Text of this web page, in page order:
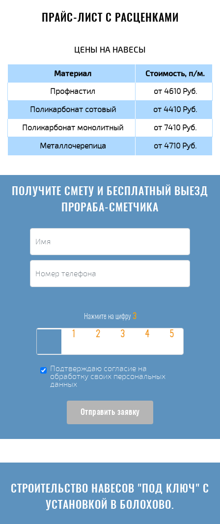
ПРАЙС-ЛИСТ С РАСЦЕНКАМИ
ЦЕНЫ НА НАВЕСЫ
Материал Стоимость, п/м.
Профнастил
от 4610 Руб.
Поликарбонат сотовый
от 4410 Руб.
Поликарбонат монолитный
от 7410 Руб.
Металлочерепица
от 4710 Руб.
ПОЛУЧИТЕ СМЕТУ И БЕСПЛАТНЫЙ ВЫЕЗД
ПРОРАБА-СМЕТЧИКА
Нажмите на цифру 3
Подтверждаю согласие на
обработку своих персональных
данных
Отправить заявку
СТРОИТЕЛЬСТВО НАВЕСОВ "ПОД КЛЮЧ" С
УСТАНОВКОЙ В БОЛОХОВО.